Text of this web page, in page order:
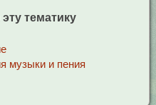
тематику
музыки и пения